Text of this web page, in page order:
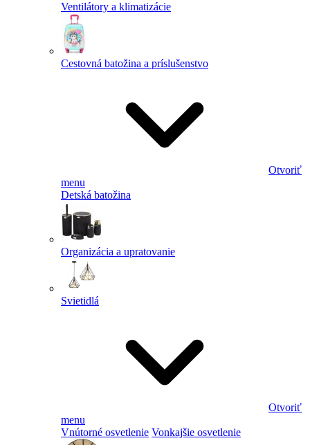
Ventilátory a klimatizácie
Cestovná batožina a príslušenstvo
Otvoriť
menu
Detská batožina
Organizácia a upratovanie
Svietidlá
Otvoriť
menu
Vnútorné osvetlenie Vonkajšie osvetlenie